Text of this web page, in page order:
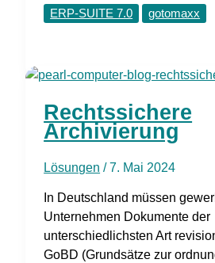
ERP-SUITE 7.0 gotomaxx
Rechtssichere
Archivierung
Lösungen /7. Mai 2024
In Deutschland müssen
Unternehmen Dokumente der
unterschiedlichsten Art
GoBD (Grundsätze zur